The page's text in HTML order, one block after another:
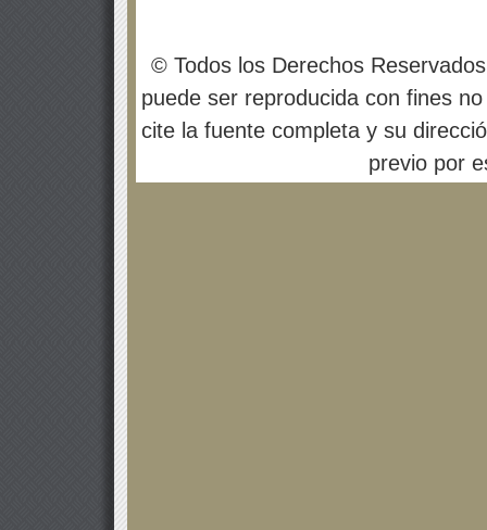
© Todos los Derechos
puede ser reproducida con fines
cite la fuente completa y su
previo por